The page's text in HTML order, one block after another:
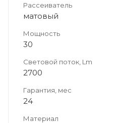
Рассеиватель
матовый
Мощность
30
Световой поток, Lm
2700
Гарантия, мес
24
Материал